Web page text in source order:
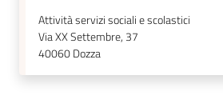
Attività servizi sociali e scolastici
Via XX Settembre, 37
40060Dozza